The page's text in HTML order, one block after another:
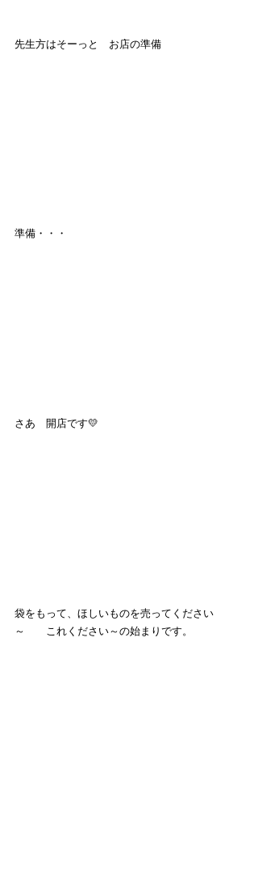
先生方はそーっと　お店の準備
準備・・・
さあ　開店です💛
袋をもって、ほしいものを売ってください
～　　これください～の始まりです。